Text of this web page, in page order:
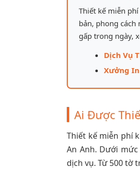
Thiết kế miễn
bản, phong cách
gấp trong ngày,
Dịch Vụ
Xưởng In
Ai Được
Thiết kế miễn phí
An Anh. Dưới
dịch vụ. Từ 500 tờ